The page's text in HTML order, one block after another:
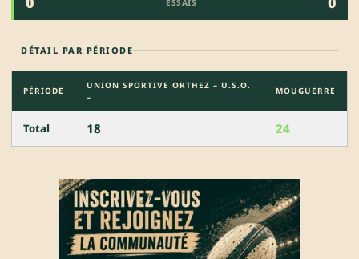
ESSAIS
DÉTAIL PAR PÉRIODE
PÉRIODE
UNION SPORTIVE ORTHEZ – U.S.O.
–
MOUGUERRE
Total 18 24